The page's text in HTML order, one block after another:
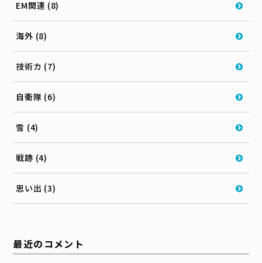
EM関連 (8)
海外 (8)
技術カ (7)
自衛隊 (6)
雪 (4)
戦跡 (4)
思い出 (3)
最近のコメント